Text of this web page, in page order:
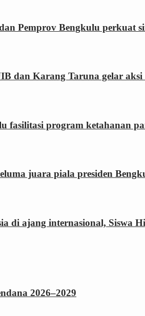
Pemprov Bengkulu perkuat
dan Karang Taruna gelar
fasilitasi program ketahanan
juara piala presiden
di ajang internasional, Siswa
2026–2029